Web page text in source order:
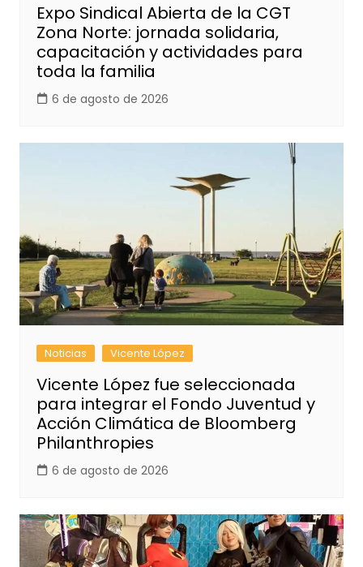
Expo Sindical Abierta de la CGT
Zona Norte: jornada solidaria,
capacitación y actividades para
toda la familia
6 de agosto de 2026
Noticias Vicente López
Vicente López fue seleccionada
para integrar el Fondo Juventud y
Acción Climática de Bloomberg
Philanthropies
6 de agosto de 2026